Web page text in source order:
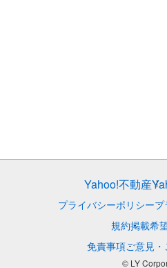
Yahoo!不動産
プライバシーポリシー
規約掲載希
免責事項ご意見・
© LY